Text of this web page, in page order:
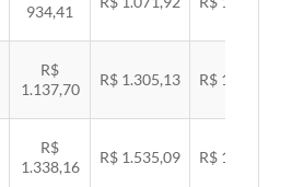
934,41
R$
1.137,70
R$ 1.305,13 R$ 1.344,92
R$
1.338,16
R$ 1.535,09 R$ 1.581,89